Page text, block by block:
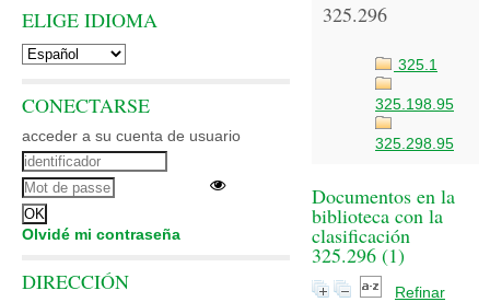
325.296
325.1
325.198.95
325.298.95
Documentos en la
biblioteca con la
clasificación
325.296 (1)
Refinar
ELIGE IDIOMA
CONECTARSE
acceder a su cuenta de usuario
Olvidé mi contraseña
DIRECCIÓN